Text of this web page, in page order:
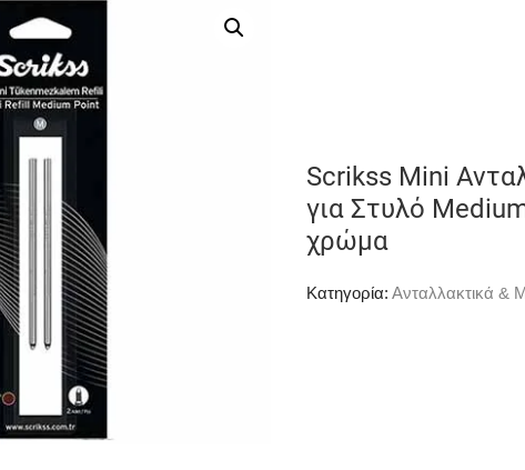
Scrikss Mini
για Στυλό
χρώμα
Κατηγορία: Ανταλλακτικά &